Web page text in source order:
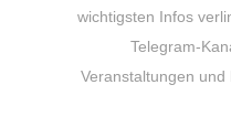
wichtigsten Infos
Telegram-
Veranstaltungen